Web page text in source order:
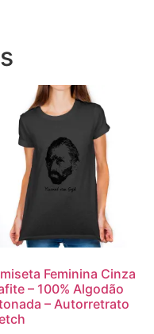
Feminina Cinza
– 100% Algodão
– Autorretrato